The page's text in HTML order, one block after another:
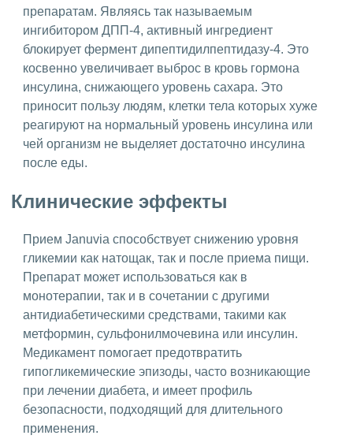
препаратам. Являясь так называемым
ингибитором ДПП-4, активный ингредиент
блокирует фермент дипептидилпептидазу-4. Это
косвенно увеличивает выброс в кровь гормона
инсулина, снижающего уровень сахара. Это
приносит пользу людям, клетки тела которых хуже
реагируют на нормальный уровень инсулина или
чей организм не выделяет достаточно инсулина
после еды.
Клинические эффекты
Прием Januvia способствует снижению уровня
гликемии как натощак, так и после приема пищи.
Препарат может использоваться как в
монотерапии, так и в сочетании с другими
антидиабетическими средствами, такими как
метформин, сульфонилмочевина или инсулин.
Медикамент помогает предотвратить
гипогликемические эпизоды, часто возникающие
при лечении диабета, и имеет профиль
безопасности, подходящий для длительного
применения.